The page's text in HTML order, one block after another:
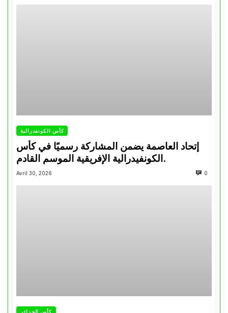
كأس الكونفدرالية
إتحاد العاصمة يضمن المشاركة رسميًا في كأس
الكونفيدرالية الإفريقية الموسم القادم.
Avril 30, 2026 0
كأس الجزائر